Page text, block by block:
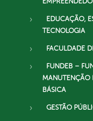
EDUCAÇÃO,
TECNOLOGIA
FACULDADE
FUNDEB –
MANUTENÇÃO
BÁSICA
GESTÃO